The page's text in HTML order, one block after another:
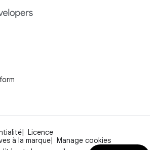
Licence
à la marque
Manage cookies